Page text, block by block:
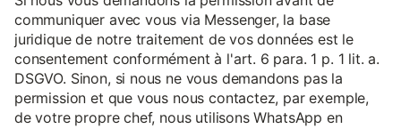
communiquer avec vous via Messenger, la base
juridique de notre traitement de vos données est le
consentement conformément à l'art. 6 para. 1 p. 1 lit. a.
DSGVO. Sinon, si nous ne vous demandons pas la
permission et que vous nous contactez, par exemple,
de votre propre chef, nous utilisons WhatsApp en